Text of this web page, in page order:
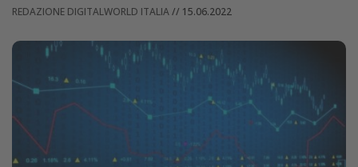
REDAZIONE DIGITALWORLD ITALIA// 15.06.2022